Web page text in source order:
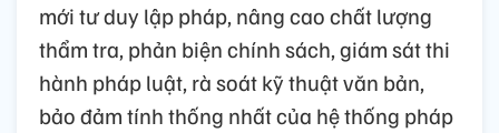
mới tư duy lập pháp, nâng cao chất lượng
thẩm tra, phản biện chính sách, giám sát thi
hành pháp luật, rà soát kỹ thuật văn bản,
bảo đảm tính thống nhất của hệ thống pháp